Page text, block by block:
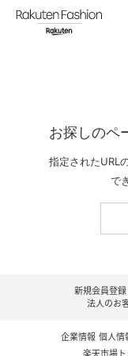
お探しのペ
指定されたURL
で
新規会員登録
法人のお
企業情報 個人情
楽天市場